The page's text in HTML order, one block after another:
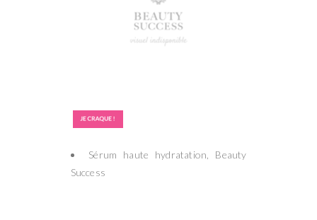
Sérum haute hydratation, Beauty
Success